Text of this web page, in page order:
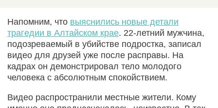
Напомним, что выяснились новые детали
трагедии в Алтайском крае. 22-летний мужчина,
подозреваемый в убийстве подростка, записал
видео для друзей уже после расправы. На
кадрах он демонстрировал тело молодого
человека с абсолютным спокойствием.
Видео распространили местные жители. Кому